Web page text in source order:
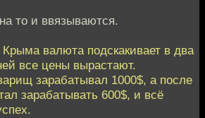
то и ввязываются.
валюта подскакивает в два
все цены вырастают.
зарабатывал 1000$, а после
зарабатывать 600$, и всё